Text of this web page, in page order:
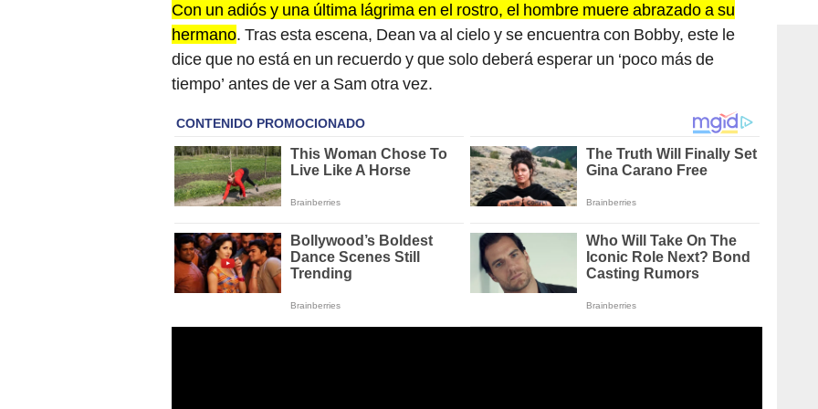
Con un adiós y una última lágrima en el rostro, el hombre muere abrazado a su
hermano. Tras esta escena, Dean va al cielo y se encuentra con Bobby, este le
dice que no está en un recuerdo y que solo deberá esperar un ‘poco más de
tiempo’ antes de ver a Sam otra vez.